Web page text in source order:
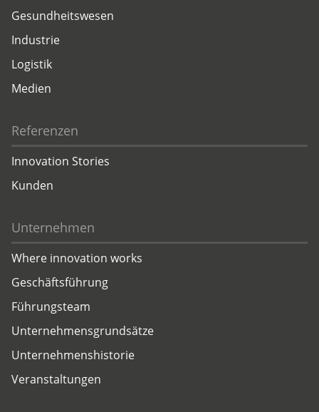
Gesundheitswesen
Industrie
Logistik
Medien
Referenzen
Innovation Stories
Kunden
Unternehmen
Where innovation works
Geschäftsführung
Führungsteam
Unternehmensgrundsätze
Unternehmenshistorie
Veranstaltungen